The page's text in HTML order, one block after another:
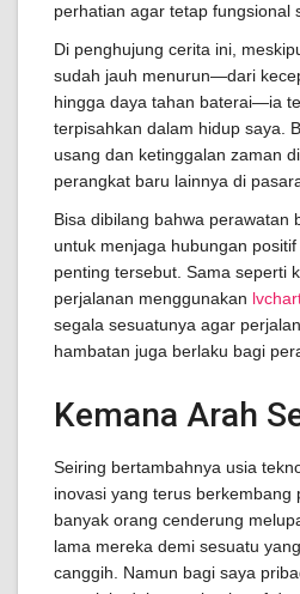
perhatian agar tetap fungsional
Di penghujung cerita ini,
sudah jauh menurun—dari
hingga daya tahan baterai—ia
terpisahkan dalam hidup saya.
usang dan ketinggalan zaman
perangkat baru lainnya di
Bisa dibilang bahwa perawatan
untuk menjaga hubungan
penting tersebut. Sama seperti
perjalanan menggunakan
segala sesuatunya agar
hambatan juga berlaku bagi
Kemana Arah
Seiring bertambahnya usia
inovasi yang terus berkembang
banyak orang cenderung
lama mereka demi sesuatu
canggih. Namun bagi saya